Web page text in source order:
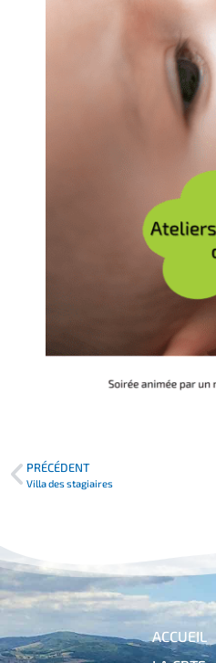
PRÉCÉDENT
Villa des stagiaires
ACCUEIL